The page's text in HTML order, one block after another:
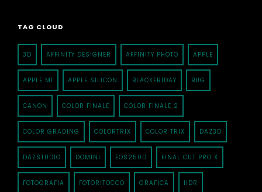
TAG CLOUD
3D AFFINITY DESIGNER AFFINITY PHOTO APPLE
APPLE M1 APPLE SILICON BLACKFRIDAY BUG
CANON COLOR FINALE COLOR FINALE 2
COLOR GRADING COLORTRIX COLOR TRIX DAZ3D
DAZSTUDIO DOMINI EOS250D FINAL CUT PRO X
FOTOGRAFIA FOTORITOCCO GRAFICA HDR